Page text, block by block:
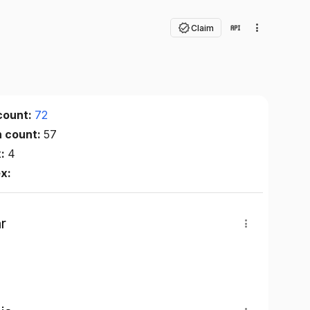
Claim
72
count:57
4